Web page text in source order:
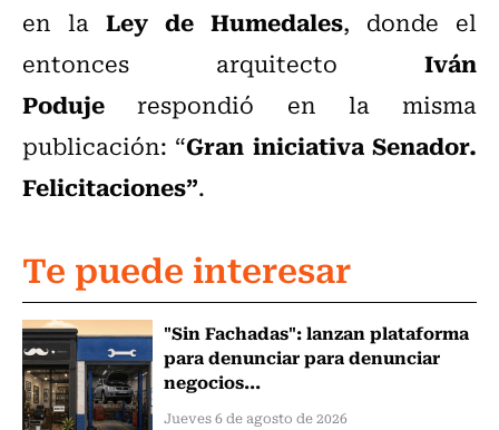
en la Ley de Humedales, donde el
entonces arquitecto Iván
Poduje respondió en la misma
publicación: “Gran iniciativa Senador.
Felicitaciones”.
Te puede interesar
"Sin Fachadas": lanzan plataforma
para denunciar para denunciar
negocios...
Jueves 6 de agosto de 2026